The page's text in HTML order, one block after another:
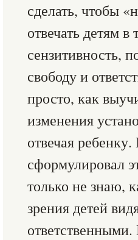
сделать, чтобы
отвечать детям
сензитивность,
свободу и
просто, как
изменения
отвечая
сформулировал
только не знаю,
зрения детей